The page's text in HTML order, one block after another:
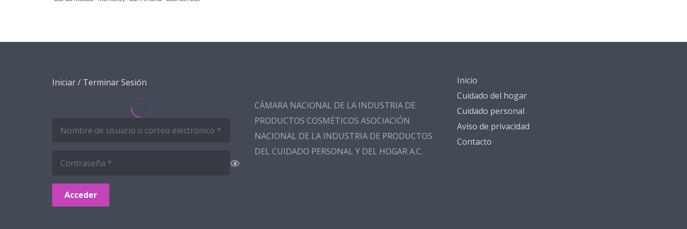
Iniciar / Terminar Sesión
Acceder
CÁMARA NACIONAL DE LA INDUSTRIA DE
PRODUCTOS COSMÉTICOS ASOCIACIÓN
NACIONAL DE LA INDUSTRIA DE PRODUCTOS
DEL CUIDADO PERSONAL Y DEL HOGAR A.C.
Inicio
Cuidado del hogar
Cuidado personal
Aviso de privacidad
Contacto